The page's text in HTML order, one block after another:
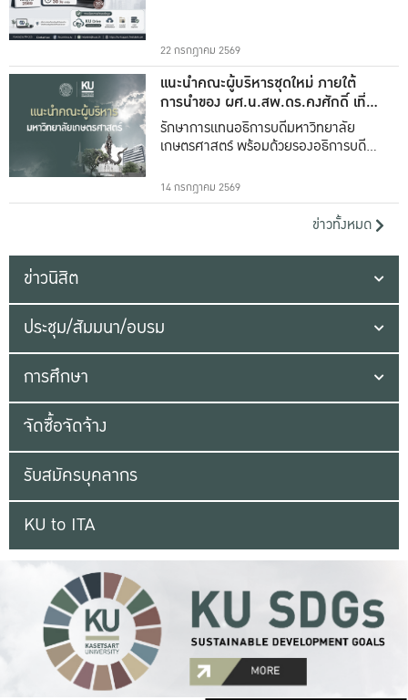
22 กรกฎาคม 2569
แนะนำคณะผู้บริหารชุดใหม่ ภายใต้
การนำของ ผศ.น.สพ.ดร.คงศักดิ์ เที่ยง
ธรรม
รักษาการแทนอธิการบดีมหาวิทยาลัย
เกษตรศาสตร์ พร้อมด้วยรองอธิการบดีทั้ง
14 กรกฎาคม 2569
ข่าวทั้งหมด
ข่าวนิสิต
ประชุม/สัมมนา/อบรม
การศึกษา
จัดซื้อจัดจ้าง
รับสมัครบุคลากร
KU to ITA